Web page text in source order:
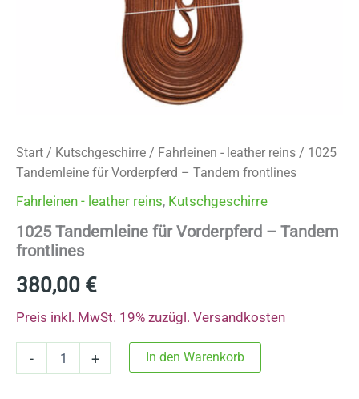
Start / Kutschgeschirre / Fahrleinen - leather reins / 1025
Tandemleine für Vorderpferd – Tandem frontlines
Fahrleinen - leather reins, Kutschgeschirre
1025 Tandemleine für Vorderpferd – Tandem
frontlines
380,00 €
Preis inkl. MwSt. 19% zuzügl. Versandkosten
-
Tandemleine
+ In den Warenkorb